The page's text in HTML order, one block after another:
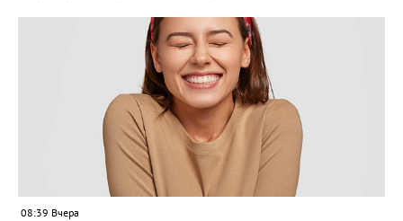
однажды реанимация не смогла добраться до больного.
Жители писали в администрацию города и другие инстанции,
пытались ремонтировать дорогу своими силами – всё тщетно»,
– рассказали в ОНФ. Общественники подчеркнули: именно
они добились, чтобы участок разровняли и отсыпали. Для
этого потребовалось обратиться в мэрию Златоуста.
08:39 Вчера